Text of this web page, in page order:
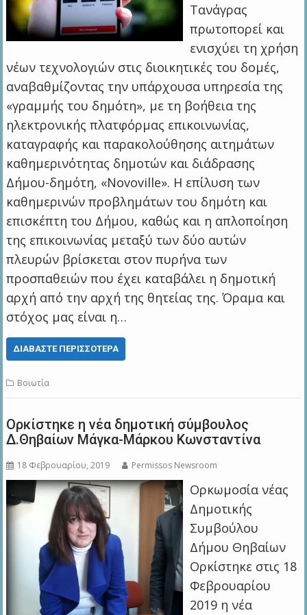
Τανάγρας
πρωτοπορεί και
ενισχύει τη χρήση
νέων τεχνολογιών στις διοικητικές του δομές,
αναβαθμίζοντας την υπάρχουσα υπηρεσία της
«γραμμής του δημότη», με τη βοήθεια της
ηλεκτρονικής πλατφόρμας επικοινωνίας,
καταγραφής και παρακολούθησης αιτημάτων
καθημερινότητας δημοτών και διάδρασης
Δήμου-δημότη, «Νovoville». Η επίλυση των
καθημερινών προβλημάτων του δημότη και
επισκέπτη του Δήμου, καθώς και η απλοποίηση
της επικοινωνίας μεταξύ των δύο αυτών
πλευρών βρίσκεται στον πυρήνα των
προσπαθειών που έχει καταβάλει η δημοτική
αρχή από την αρχή της θητείας της. Όραμα και
στόχος μας είναι η…
ΔΙΑΒΆΣΤΕ ΠΕΡΙΣΣΌΤΕΡΑ
Βοιωτία
Ορκίστηκε η νέα δημοτική σύμβουλος
Δ.Θηβαίων Μάγκα-Μάρκου Κωνσταντίνα
18 Φεβρουαρίου, 2019 Permissos Newsroom
Ορκωμοσία νέας
Δημοτικής
Συμβούλου
Δήμου Θηβαίων
Ορκίστηκε στις 18
Φεβρουαρίου
2019 η νέα